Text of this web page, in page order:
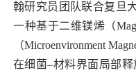
翰研究员团队联合复旦
一种基于二维镁烯（
（Microenvironment
在细菌–材料界面局部